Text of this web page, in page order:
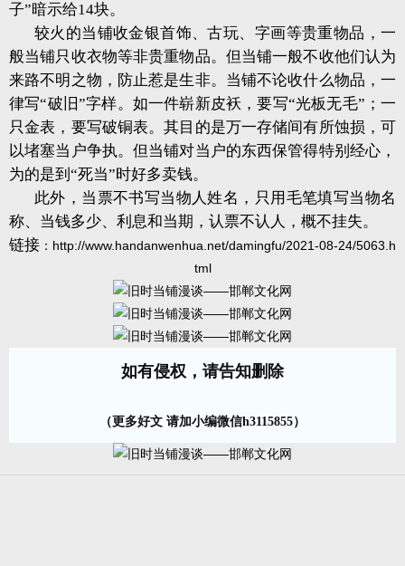
子”暗示给14块。
较火的当铺收金银首饰、古玩、字画等贵重物品，一
般当铺只收衣物等非贵重物品。但当铺一般不收他们认为
来路不明之物，防止惹是生非。当铺不论收什么物品，一
律写“破旧”字样。如一件崭新皮袄，要写“光板无毛”；一
只金表，要写破铜表。其目的是万一存储间有所蚀损，可
以堵塞当户争执。但当铺对当户的东西保管得特别经心，
为的是到“死当”时好多卖钱。
此外，当票不书写当物人姓名，只用毛笔填写当物名
称、当钱多少、利息和当期，认票不认人，概不挂失。
链接 ： http://www.handanwenhua.net/damingfu/2021-08-24/5063.h
tml
如有侵权，请告知删除
（更多好文 请加小编微信h3115855）